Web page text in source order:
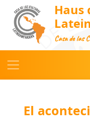
Haus
Casa de las
El